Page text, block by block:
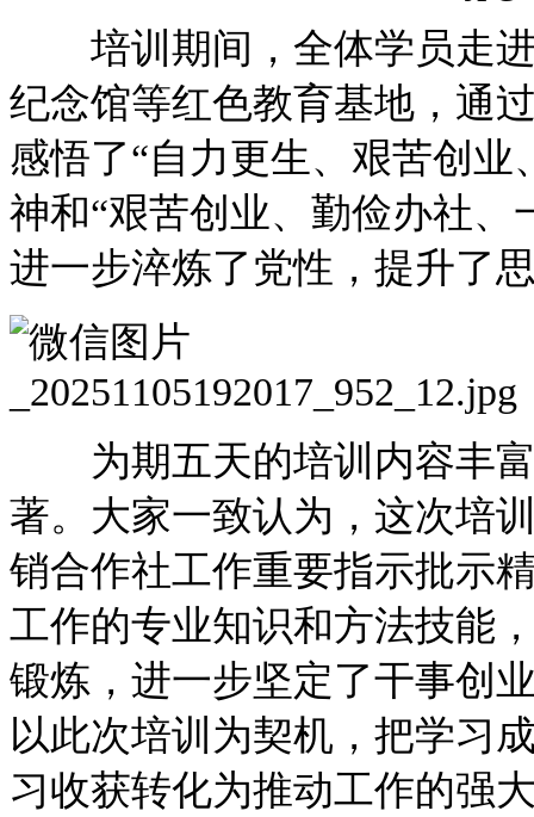
培训期间，全体学员走进
纪念馆等红色教育基地，通
感悟了“自力更生、艰苦创
神和“艰苦创业、勤俭办社
进一步淬炼了党性，提升了
为期五天的培训内容丰富
著。大家一致认为，这次培
销合作社工作重要指示批示
工作的专业知识和方法技能
锻炼，进一步坚定了干事创
以此次培训为契机，把学习
习收获转化为推动工作的强